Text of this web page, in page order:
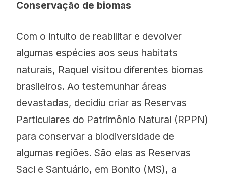
Conservação de biomas
Com o intuito de reabilitar e devolver
algumas espécies aos seus habitats
naturais, Raquel visitou diferentes biomas
brasileiros. Ao testemunhar áreas
devastadas, decidiu criar as Reservas
Particulares do Patrimônio Natural (RPPN)
para conservar a biodiversidade de
algumas regiões. São elas as Reservas
Saci e Santuário, em Bonito (MS), a